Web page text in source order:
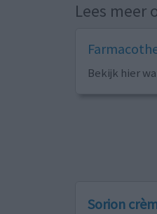
Lees meer
Bekijk hier
Sorion